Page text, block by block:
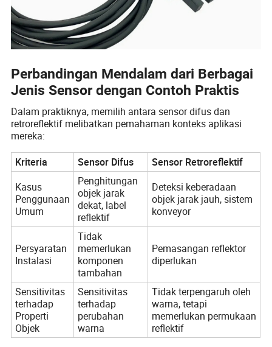
Perbandingan Mendalam dari Berbagai
Jenis Sensor dengan Contoh Praktis
Dalam praktiknya, memilih antara sensor difus dan
retroreflektif melibatkan pemahaman konteks aplikasi
mereka:
Kriteria
Sensor Difus
Sensor Retroreflektif
Kasus
Penggunaan
Umum
Penghitungan
objek jarak
dekat, label
reflektif
Deteksi keberadaan
objek jarak jauh, sistem
konveyor
Persyaratan
Instalasi
Tidak
memerlukan
komponen
tambahan
Pemasangan reflektor
diperlukan
Sensitivitas
terhadap
Properti
Objek
Sensitivitas
terhadap
perubahan
warna
Tidak terpengaruh oleh
warna, tetapi
memerlukan permukaan
reflektif